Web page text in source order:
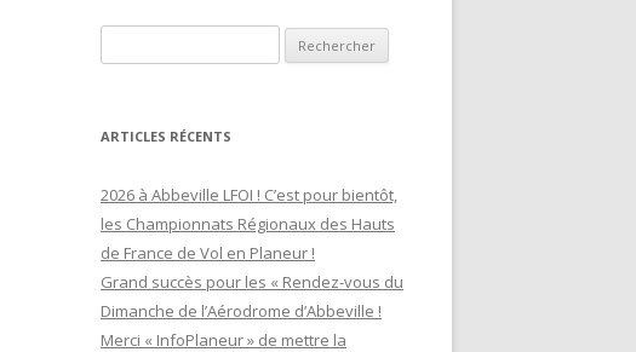
ARTICLES RÉCENTS
2026 à Abbeville LFOI ! C’est pour bientôt,
les Championnats Régionaux des Hauts
de France de Vol en Planeur !
Grand succès pour les « Rendez-vous du
Dimanche de l’Aérodrome d’Abbeville !
Merci « InfoPlaneur » de mettre la